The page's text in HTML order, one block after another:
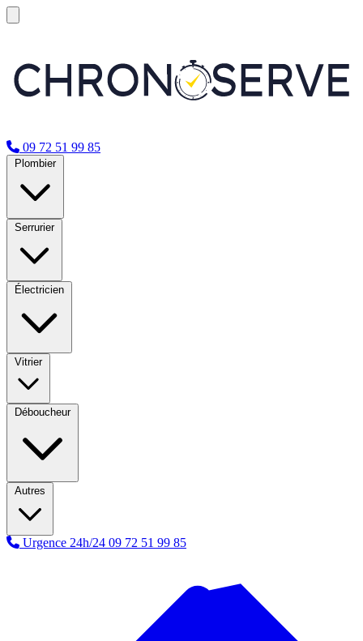
09 72 51 99 85
Plombier
Serrurier
Électricien
Vitrier
Déboucheur
Autres
Urgence 24h/24 09 72 51 99 85